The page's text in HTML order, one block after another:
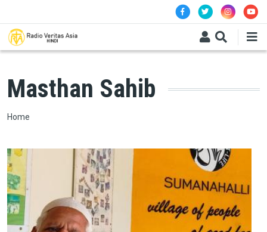
Masthan Sahib
Breadcrumb
Home